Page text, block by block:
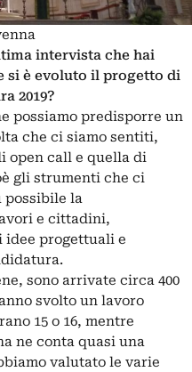
intervista che hai
si è evoluto il progetto di
2019?
possiamo predisporre un
che ci siamo sentiti,
open call e quella di
gli strumenti che ci
possibile la
e cittadini,
idee progettuali e
sono arrivate circa 400
svolto un lavoro
15 o 16, mentre
ne conta quasi una
valutato le varie